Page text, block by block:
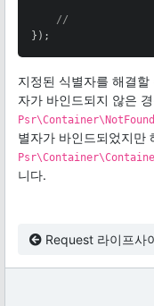
//
});
지정된 식별자를 해결
자가 바인드되지 않은
별자가 바인드되었지만
니다.
Request 라이프사